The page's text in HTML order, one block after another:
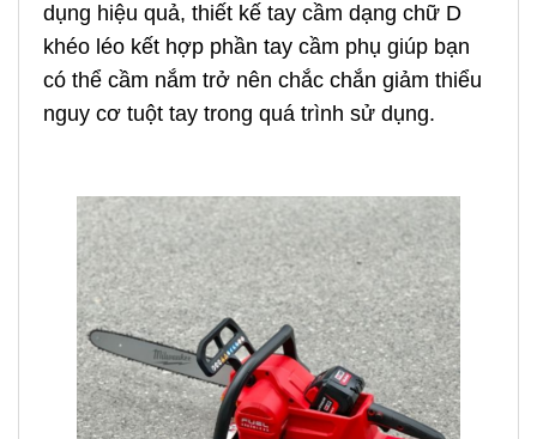
dụng hiệu quả, thiết kế tay cầm dạng chữ D
khéo léo kết hợp phần tay cầm phụ giúp bạn
có thể cầm nắm trở nên chắc chắn giảm thiểu
nguy cơ tuột tay trong quá trình sử dụng.